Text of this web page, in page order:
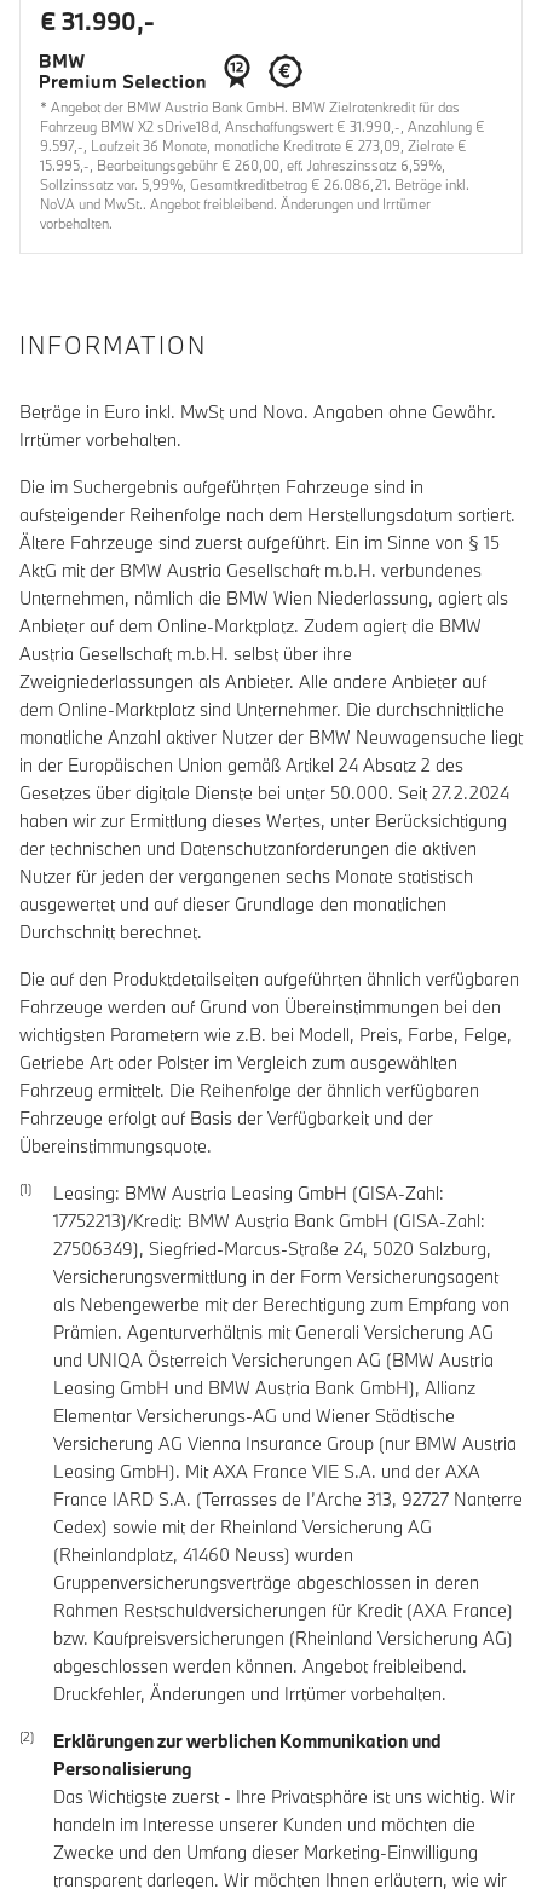
€ 31.990,-
* Angebot der BMW Austria Bank GmbH. BMW Zielratenkredit für das
Fahrzeug BMW X2 sDrive18d, Anschaffungswert € 31.990,-, Anzahlung €
9.597,-, Laufzeit 36 Monate, monatliche Kreditrate € 273,09, Zielrate €
15.995,-, Bearbeitungsgebühr € 260,00, eff. Jahreszinssatz 6,59%,
Sollzinssatz var. 5,99%, Gesamtkreditbetrag € 26.086,21. Beträge inkl.
NoVA und MwSt.. Angebot freibleibend. Änderungen und Irrtümer
vorbehalten.
INFORMATION
Beträge in Euro inkl. MwSt und Nova. Angaben ohne Gewähr.
Irrtümer vorbehalten.
Die im Suchergebnis aufgeführten Fahrzeuge sind in
aufsteigender Reihenfolge nach dem Herstellungsdatum sortiert.
Ältere Fahrzeuge sind zuerst aufgeführt. Ein im Sinne von § 15
AktG mit der BMW Austria Gesellschaft m.b.H. verbundenes
Unternehmen, nämlich die BMW Wien Niederlassung, agiert als
Anbieter auf dem Online-Marktplatz. Zudem agiert die BMW
Austria Gesellschaft m.b.H. selbst über ihre
Zweigniederlassungen als Anbieter. Alle andere Anbieter auf
dem Online-Marktplatz sind Unternehmer. Die durchschnittliche
monatliche Anzahl aktiver Nutzer der BMW Neuwagensuche liegt
in der Europäischen Union gemäß Artikel 24 Absatz 2 des
Gesetzes über digitale Dienste bei unter 50.000. Seit 27.2.2024
haben wir zur Ermittlung dieses Wertes, unter Berücksichtigung
der technischen und Datenschutzanforderungen die aktiven
Nutzer für jeden der vergangenen sechs Monate statistisch
ausgewertet und auf dieser Grundlage den monatlichen
Durchschnitt berechnet.
Die auf den Produktdetailseiten aufgeführten ähnlich verfügbaren
Fahrzeuge werden auf Grund von Übereinstimmungen bei den
wichtigsten Parametern wie z.B. bei Modell, Preis, Farbe, Felge,
Getriebe Art oder Polster im Vergleich zum ausgewählten
Fahrzeug ermittelt. Die Reihenfolge der ähnlich verfügbaren
Fahrzeuge erfolgt auf Basis der Verfügbarkeit und der
Übereinstimmungsquote.
Leasing: BMW Austria Leasing GmbH (GISA-Zahl:
17752213)/Kredit: BMW Austria Bank GmbH (GISA-Zahl:
27506349), Siegfried-Marcus-Straße 24, 5020 Salzburg,
Versicherungsvermittlung in der Form Versicherungsagent
als Nebengewerbe mit der Berechtigung zum Empfang von
Prämien. Agenturverhältnis mit Generali Versicherung AG
und UNIQA Österreich Versicherungen AG (BMW Austria
Leasing GmbH und BMW Austria Bank GmbH), Allianz
Elementar Versicherungs-AG und Wiener Städtische
Versicherung AG Vienna Insurance Group (nur BMW Austria
Leasing GmbH). Mit AXA France VIE S.A. und der AXA
France IARD S.A. (Terrasses de I’Arche 313, 92727 Nanterre
Cedex) sowie mit der Rheinland Versicherung AG
(Rheinlandplatz, 41460 Neuss) wurden
Gruppenversicherungsverträge abgeschlossen in deren
Rahmen Restschuldversicherungen für Kredit (AXA France)
bzw. Kaufpreisversicherungen (Rheinland Versicherung AG)
abgeschlossen werden können. Angebot freibleibend.
Druckfehler, Änderungen und Irrtümer vorbehalten.
Erklärungen zur werblichen Kommunikation und
Personalisierung
Das Wichtigste zuerst - Ihre Privatsphäre ist uns wichtig. Wir
handeln im Interesse unserer Kunden und möchten die
Zwecke und den Umfang dieser Marketing-Einwilligung
transparent darlegen. Wir möchten Ihnen erläutern, wie wir